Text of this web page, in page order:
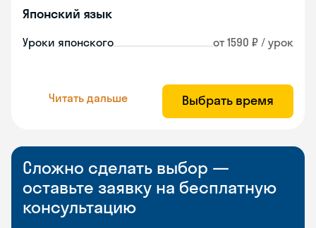
Японский язык
Уроки японского от 1590 ₽ / урок
Читать дальше Выбрать время
Сложно сделать выбор —
оставьте заявку на бесплатную
консультацию